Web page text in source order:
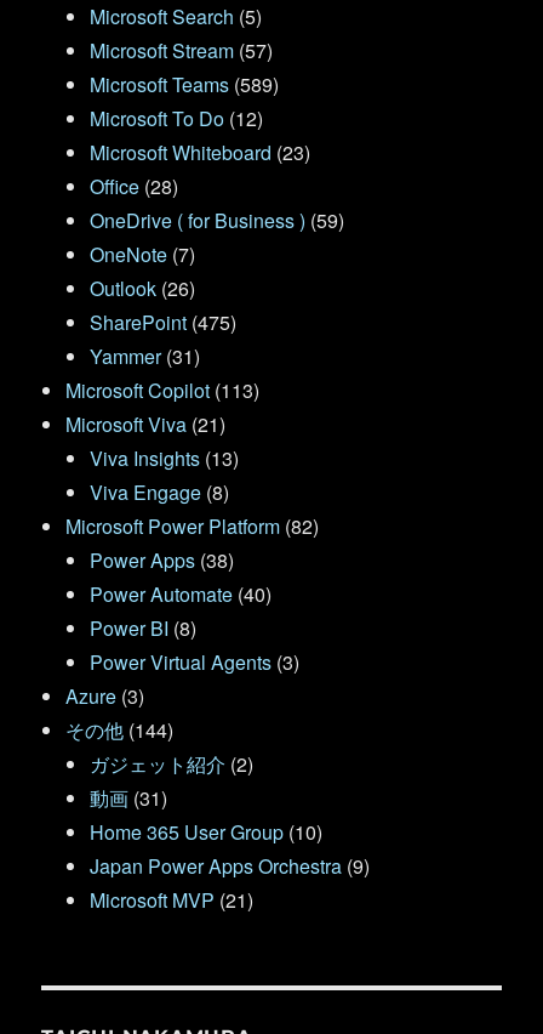
Microsoft Search (5)
Microsoft Stream (57)
Microsoft Teams (589)
Microsoft To Do (12)
Microsoft Whiteboard (23)
Office (28)
OneDrive ( for Business ) (59)
OneNote (7)
Outlook (26)
SharePoint (475)
Yammer(31)
Microsoft Copilot (113)
Microsoft Viva (21)
Viva Insights (13)
Viva Engage (8)
Microsoft Power Platform (82)
Power Apps (38)
Power Automate (40)
Power BI (8)
Power Virtual Agents (3)
Azure (3)
その他 (144)
ガジェット紹介 (2)
動画 (31)
Home 365 User Group (10)
Japan Power Apps Orchestra (9)
Microsoft MVP (21)